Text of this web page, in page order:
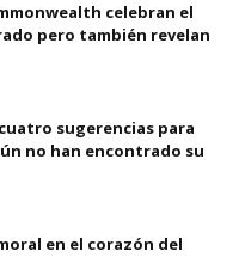
celebran el
pero también revelan
sugerencias para
no han encontrado su
en el corazón del